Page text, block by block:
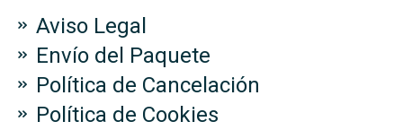
Aviso Legal
Envío del Paquete
Política de Cancelación
Política de Cookies